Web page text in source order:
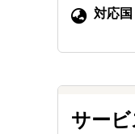
対応国
サービ